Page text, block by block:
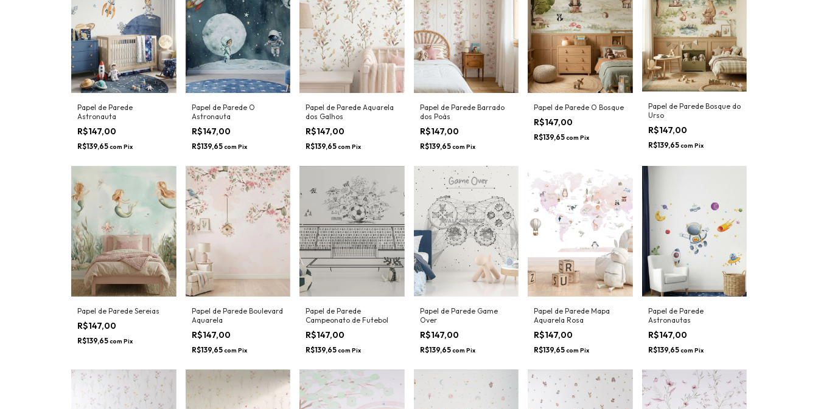
Papel de Parede
Astronauta
R$147,00
R$139,65comPix
Papel de Parede O
Astronauta
R$147,00
R$139,65comPix
Papel de Parede Aquarela
dos Galhos
R$147,00
R$139,65comPix
Papel de Parede Barrado
dos Poás
R$147,00
R$139,65comPix
Papel de Parede O Bosque
R$147,00
Papel de Parede Bosque do
Urso
R$147,00
R$139,65comPix
Papel de Parede Sereias
R$147,00
Papel de Parede Boulevard
Aquarela
R$147,00
R$139,65comPix
Papel de Parede
Campeonato de Futebol
R$147,00
R$139,65comPix
Papel de Parede Game
Over
R$147,00
R$139,65comPix
Papel de Parede Mapa
Aquarela Rosa
R$147,00
R$139,65comPix
Papel de Parede
Astronautas
R$147,00
R$139,65comPix